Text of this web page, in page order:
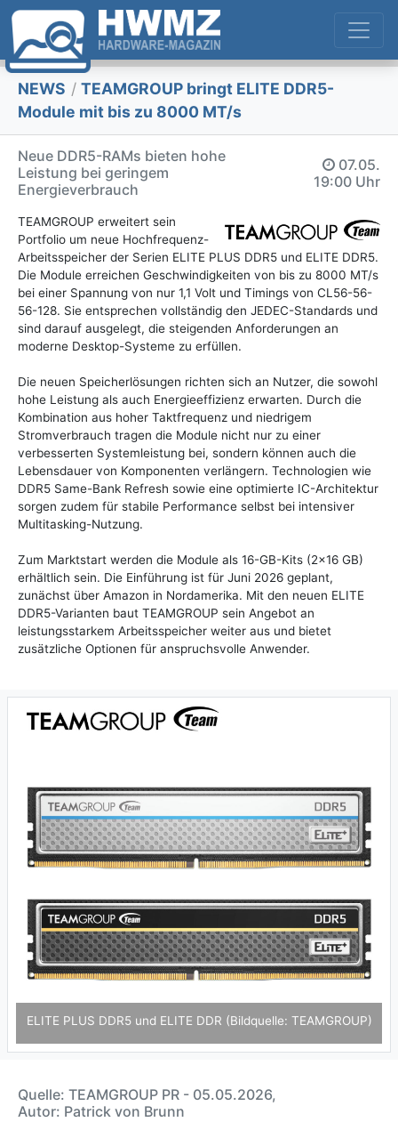
NEWS / TEAMGROUP bringt ELITE DDR5-
Module mit bis zu 8000 MT/s
Neue DDR5-RAMs bieten hohe
Leistung bei geringem
Energieverbrauch
07.05.
19:00 Uhr
TEAMGROUP erweitert sein
Portfolio um neue Hochfrequenz-
Arbeitsspeicher der Serien ELITE PLUS DDR5 und ELITE DDR5.
Die Module erreichen Geschwindigkeiten von bis zu 8000 MT/s
bei einer Spannung von nur 1,1 Volt und Timings von CL56-56-
56-128. Sie entsprechen vollständig den JEDEC-Standards und
sind darauf ausgelegt, die steigenden Anforderungen an
moderne Desktop-Systeme zu erfüllen.
Die neuen Speicherlösungen richten sich an Nutzer, die sowohl
hohe Leistung als auch Energieeffizienz erwarten. Durch die
Kombination aus hoher Taktfrequenz und niedrigem
Stromverbrauch tragen die Module nicht nur zu einer
verbesserten Systemleistung bei, sondern können auch die
Lebensdauer von Komponenten verlängern. Technologien wie
DDR5 Same-Bank Refresh sowie eine optimierte IC-Architektur
sorgen zudem für stabile Performance selbst bei intensiver
Multitasking-Nutzung.
Zum Marktstart werden die Module als 16-GB-Kits (2×16 GB)
erhältlich sein. Die Einführung ist für Juni 2026 geplant,
zunächst über Amazon in Nordamerika. Mit den neuen ELITE
DDR5-Varianten baut TEAMGROUP sein Angebot an
leistungsstarkem Arbeitsspeicher weiter aus und bietet
zusätzliche Optionen für anspruchsvolle Anwender.
ELITE PLUS DDR5 und ELITE DDR (Bildquelle: TEAMGROUP)
Quelle: TEAMGROUP PR - 05.05.2026,
Autor: Patrick von Brunn